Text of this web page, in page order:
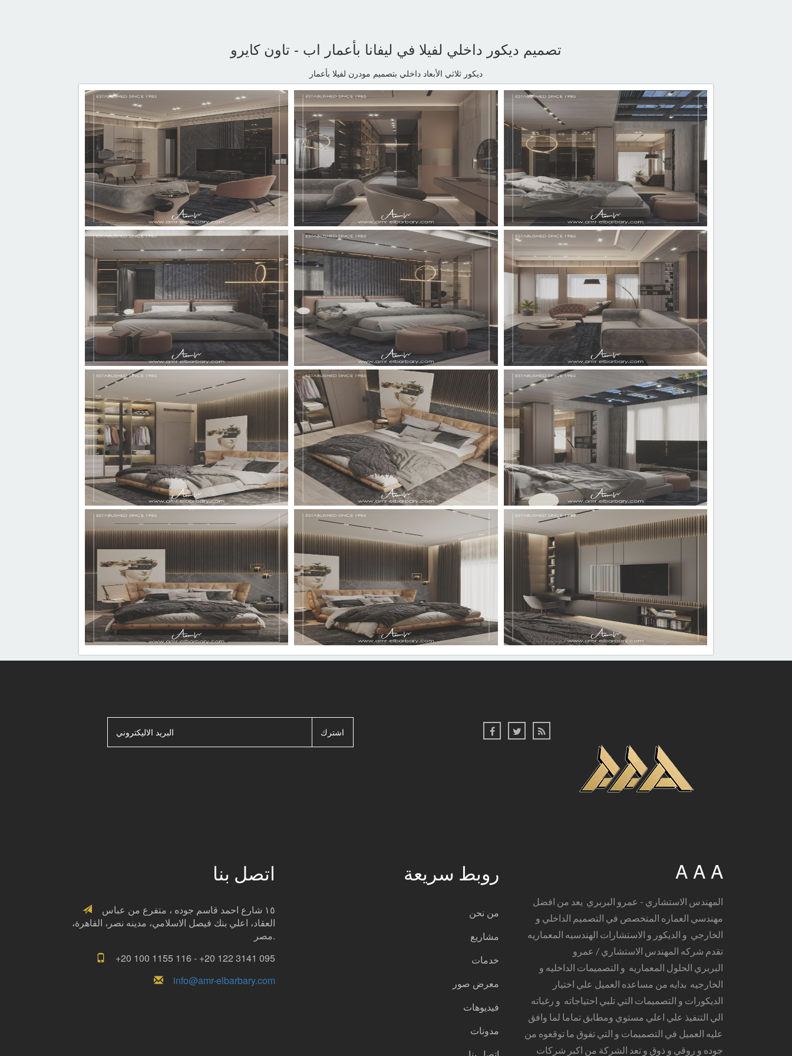
تصميم ديكور داخلي لفيلا في ليفانا بأعمار اب - تاون كايرو
ديكور ثلاثي الأبعاد داخلي بتصميم مودرن لفيلا بأعمار
A A A
المهندس الاستشاري - عمرو البربري يعد من افضل
مهندسي العماره المتخصص في التصميم الداخلي و
الخارجي و الديكور و الاستشارات الهندسيه المعماريه
تقدم شركه المهندس الاستشاري / عمرو
البربري الحلول المعماريه و التصميمات الداخليه و
الخارجيه بدايه من مساعده العميل علي اختيار
الديكورات و التصميمات التي تلبي احتياجاته و رغباته
الي التنفيذ علي اعلي مستوي ومطابق تماما لما وافق
عليه العميل في التصميمات و التي تفوق ما توقعوه من
جوده و روقي و ذوق و تعد الشركة من اكبر شركات
روبط سريعة
من نحن
مشاريع
خدمات
معرض صور
فيديوهات
مدونات
اتصل بنا
العقاد، اعلي بنك فيصل الاسلامي، مدينه نصر، القاهرة،
مصر.
+20 100 1155 116 - +20 122 3141 095
info@amr-elbarbary.com